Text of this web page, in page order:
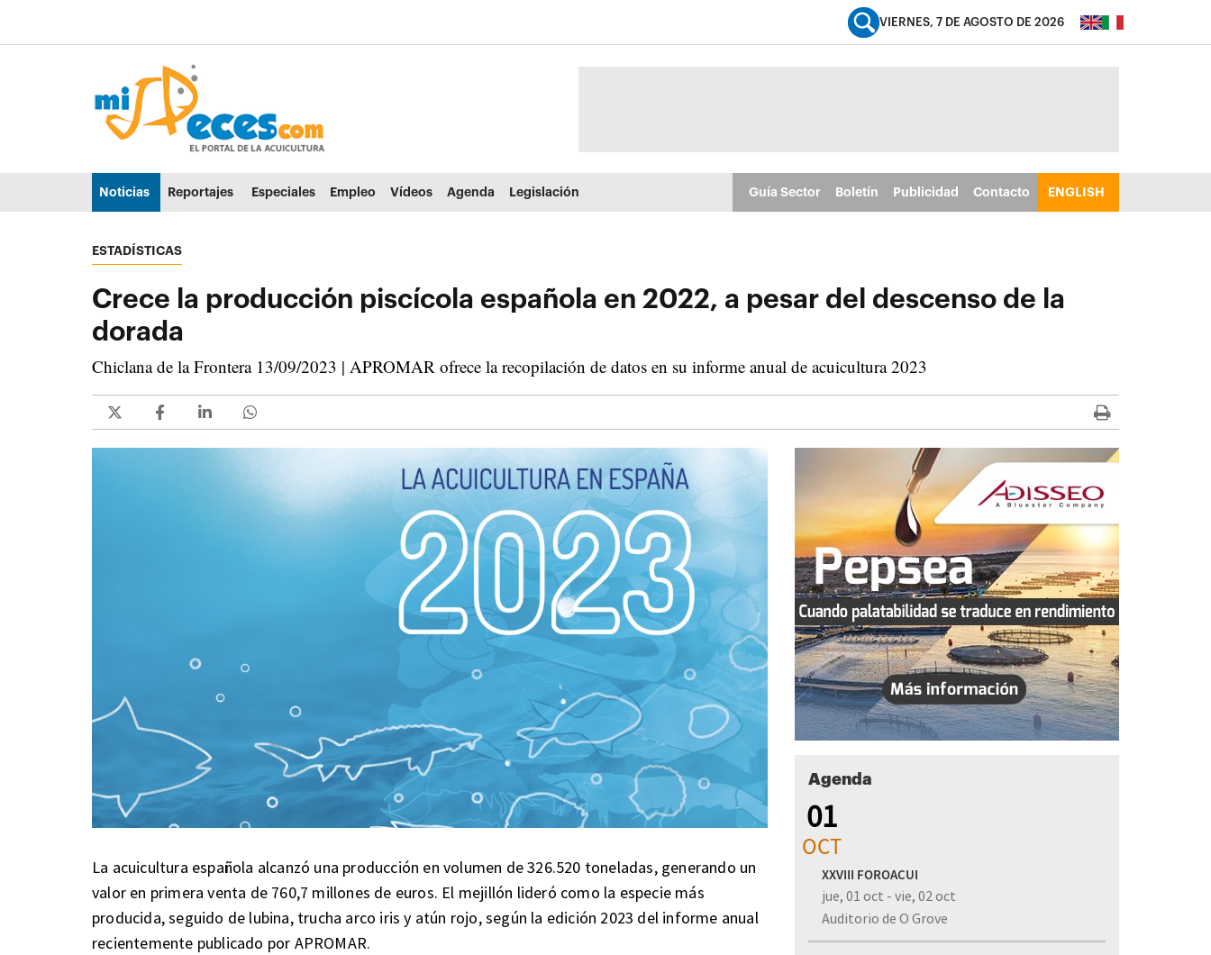
Ir al menú principal (alt + u)
VIERNES, 7 DE AGOSTO DE 2026
Noticias Reportajes Especiales Empleo Vídeos Agenda Legislación Guía Sector Boletín Publicidad Contacto ENGLISH
ESTADÍSTICAS
Crece la producción piscícola española en 2022, a pesar del descenso de la
dorada
Chiclana de la Frontera 13/09/2023 | APROMAR ofrece la recopilación de datos en su informe anual de acuicultura 2023
La acuicultura española alcanzó una producción en volumen de 326.520 toneladas, generando un
valor en primera venta de 760,7 millones de euros. El mejillón lideró como la especie más
producida, seguido de lubina, trucha arco iris y atún rojo, según la edición 2023 del informe anual
recientemente publicado por APROMAR.
Agenda
01
OCT
XXVIII FOROACUI
jue, 01 oct - vie, 02 oct
Auditorio de O Grove